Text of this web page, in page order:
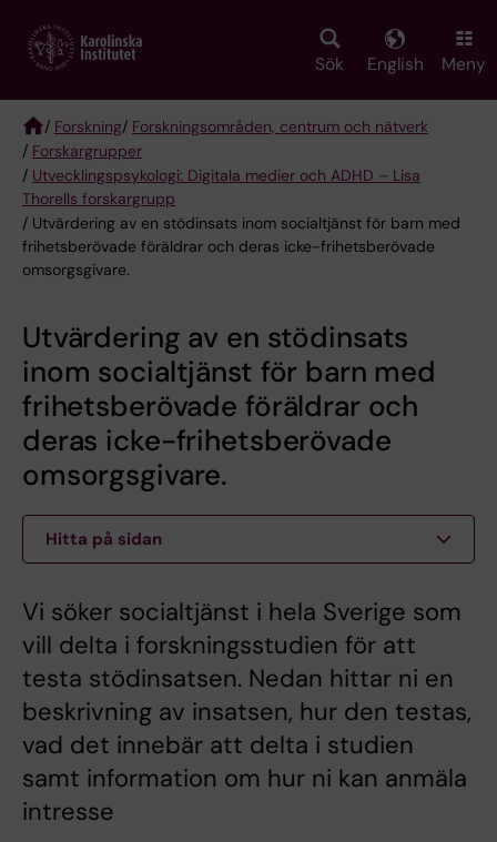
main
Sök English Meny
Breadcrumb
/ Forskning/ Forskningsområden, centrum och nätverk
/ Forskargrupper
/ Utvecklingspsykologi: Digitala medier och ADHD – Lisa
Thorells forskargrupp
/ Utvärdering av en stödinsats inom socialtjänst för barn med
frihetsberövade föräldrar och deras icke-frihetsberövade
omsorgsgivare.
Utvärdering av en stödinsats
inom socialtjänst för barn med
frihetsberövade föräldrar och
deras icke-frihetsberövade
omsorgsgivare.
Hitta på sidan
Vi söker socialtjänst i hela Sverige som
vill delta i forskningsstudien för att
testa stödinsatsen. Nedan hittar ni en
beskrivning av insatsen, hur den testas,
vad det innebär att delta i studien
samt information om hur ni kan anmäla
intresse